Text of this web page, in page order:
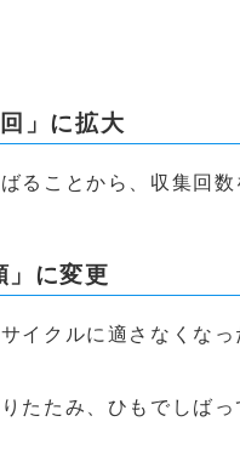
」に拡大
ることから、収集回
」に変更
イクルに適さなくな
たたみ、ひもでしばっ